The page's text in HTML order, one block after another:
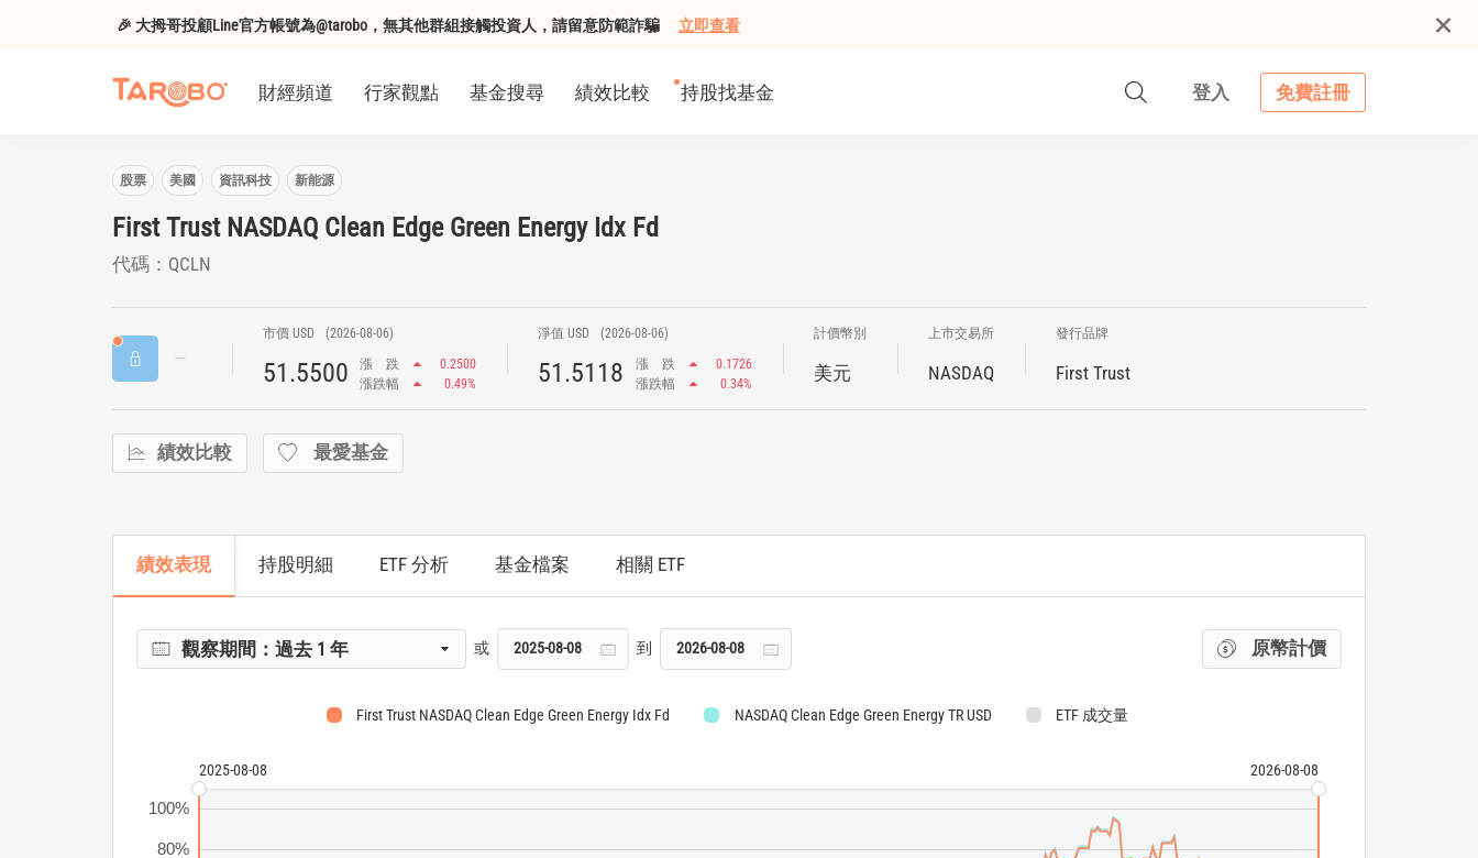
🎉 大拇哥投顧Line官方帳號為@tarobo，無其他群組接觸投資人，請留意防範詐騙 立即查看
財經頻道 行家觀點 基金搜尋 績效比較 持股找基金 登入 免費註冊
股票 美國 資訊科技 新能源
First Trust NASDAQ Clean Edge Green Energy Idx Fd
代碼：QCLN
市價 USD (2026-08-06)
51.5500 漲 跌
0.2500
漲跌幅
0.49%
淨值 USD (2026-08-06)
51.5118 漲 跌
0.1726
漲跌幅
0.34%
計價幣別
美元
上市交易所
NASDAQ
發行品牌
First Trust
績效比較 最愛基金
績效表現 持股明細 ETF 分析 基金檔案 相關 ETF
觀察期間：過去 1 年 或 到 原幣計價
First Trust NASDAQ Clean Edge Green Energy Idx Fd NASDAQ Clean Edge Green Energy TR USD ETF 成交量
2025-08-08 2026-08-08
80%
100%